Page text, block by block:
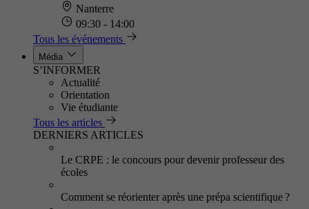
Nanterre
09:30 - 14:00
Tous les événements
Média
S’INFORMER
Actualité
Orientation
Vie étudiante
Tous les articles
DERNIERS ARTICLES
Le CRPE : le concours pour devenir professeur des
écoles
Comment se réorienter après une prépa scientifique ?